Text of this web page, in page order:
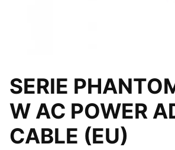
SERIE
W AC POWER
CABLE (EU)